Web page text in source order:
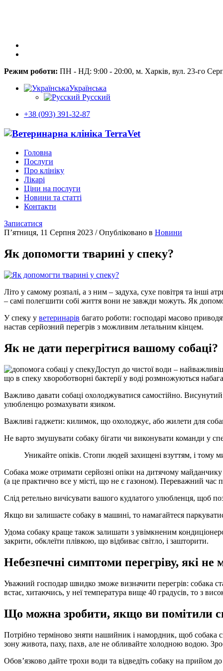
Режим роботи: ПН - НД: 9:00 - 20:00, м. Харків, вул. 23-го
Українська
Русский
+38 (093) 391-32-87
Головна
Послуги
Про клініку
Лікарі
Ціни на послуги
Новини та статті
Контакти
Записатися
П’ятниця, 11 Серпня 2023 /Опубліковано в Новини
Як допомогти тварині у спеку?
Літо у самому розпалі, а з ним – задуха, сухе повітря та інші
– самі полегшити собі життя вони не завжди можуть. Як
У спеку у ветеринарів багато роботи: господарі масово
настав серйозний перегрів з можливим летальним кінцем.
Як не дати перегрітися вашому собаці?
Доступ до чистої води –
що в спеку хвороботворні бактерії у воді розмножуються
Важливо давати собаці охолоджуватися самостійно.
улюбленцю розмахувати язиком.
Важливі гаджети: килимок, що охолоджує, або жилети для
Не варто змушувати собаку бігати чи виконувати команди у
Уникайте опіків. Стопи людей захищені взуттям, і тому
Собака може отримати серйозні опіки на дитячому
(а це практично все у місті, що не є газоном). Переважний час
Слід ретельно вичісувати вашого кудлатого улюбленця, щоб
Якщо ви залишаєте собаку в машині, то намагайтеся
Удома собаку краще також залишати з увімкненим
закрити, обклеїти плівкою, що відбиває світло, і зашторити.
Небезпечні симптоми перегріву, які
Уважний господар швидко зможе визначити перегрів: собака
встає, хитаючись, у неї температура вище 40 градусів, то з
Що можна зробити, якщо ви помітили
Потрібно терміново зняти нашийник і намордник, щоб собака
зону живота, паху, пахв, але не обливайте холодною водою.
Обов’язково дайте трохи води та відведіть собаку на прийом